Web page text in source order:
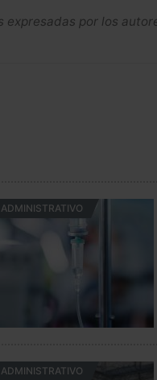
expresadas por los
ADMINISTRATIVO
ADMINISTRATIVO